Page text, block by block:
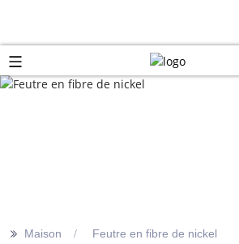
>> Maison Feutre en fibre de nickel